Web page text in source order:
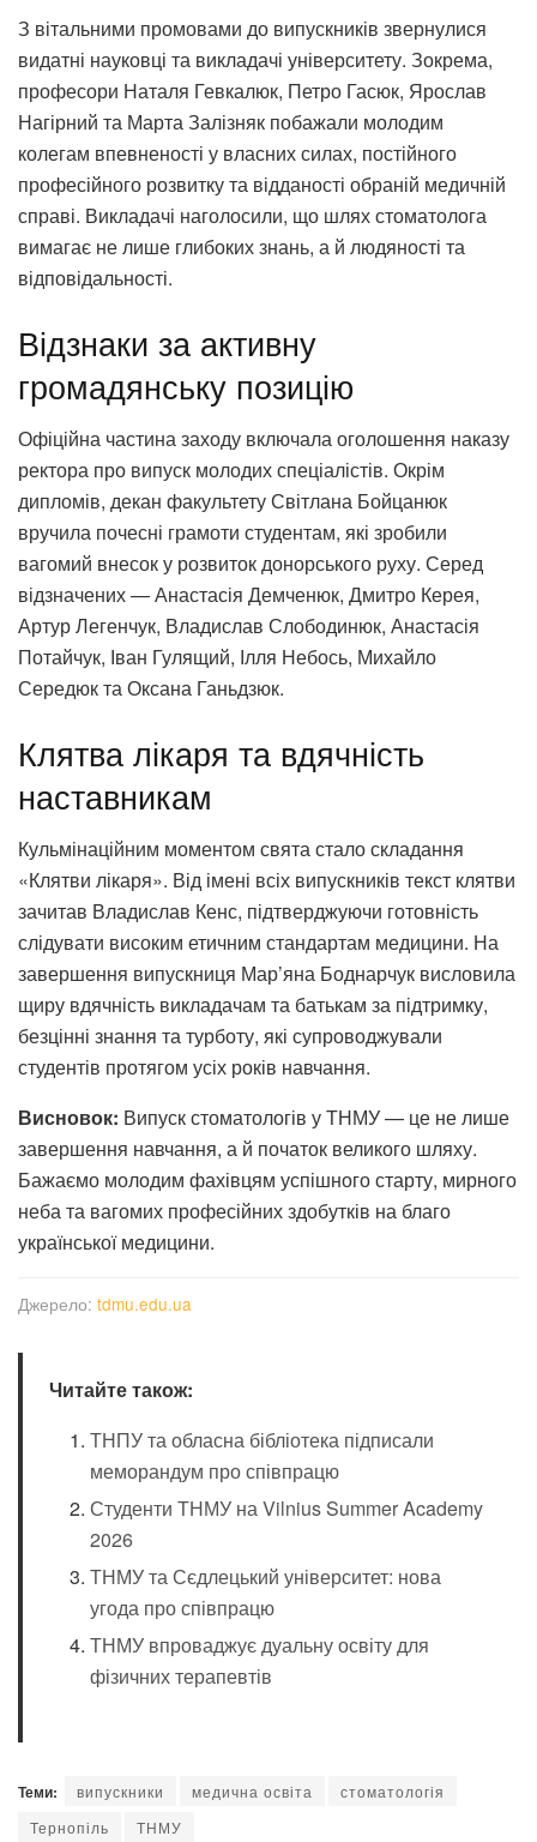
З вітальними промовами до випускників звернулися
видатні науковці та викладачі університету. Зокрема,
професори Наталя Гевкалюк, Петро Гасюк, Ярослав
Нагірний та Марта Залізняк побажали молодим
колегам впевненості у власних силах, постійного
професійного розвитку та відданості обраній медичній
справі. Викладачі наголосили, що шлях стоматолога
вимагає не лише глибоких знань, а й людяності та
відповідальності.
Відзнаки за активну
громадянську позицію
Офіційна частина заходу включала оголошення наказу
ректора про випуск молодих спеціалістів. Окрім
дипломів, декан факультету Світлана Бойцанюк
вручила почесні грамоти студентам, які зробили
вагомий внесок у розвиток донорського руху. Серед
відзначених — Анастасія Демченюк, Дмитро Керея,
Артур Легенчук, Владислав Слободинюк, Анастасія
Потайчук, Іван Гулящий, Ілля Небось, Михайло
Середюк та Оксана Ганьдзюк.
Клятва лікаря та вдячність
наставникам
Кульмінаційним моментом свята стало складання
«Клятви лікаря». Від імені всіх випускників текст клятви
зачитав Владислав Кенс, підтверджуючи готовність
слідувати високим етичним стандартам медицини. На
завершення випускниця Мар’яна Боднарчук висловила
щиру вдячність викладачам та батькам за підтримку,
безцінні знання та турботу, які супроводжували
студентів протягом усіх років навчання.
Висновок: Випуск стоматологів у ТНМУ — це не лише
завершення навчання, а й початок великого шляху.
Бажаємо молодим фахівцям успішного старту, мирного
неба та вагомих професійних здобутків на благо
української медицини.
Джерело: tdmu.edu.ua
Читайте також:
ТНПУ та обласна бібліотека підписали
меморандум про співпрацю
Студенти ТНМУ на Vilnius Summer Academy
2026
ТНМУ та Сєдлецький університет: нова
угода про співпрацю
ТНМУ впроваджує дуальну освіту для
фізичних терапевтів
Теми: випускники медична освіта
стоматологія
Тернопіль
ТНМУ